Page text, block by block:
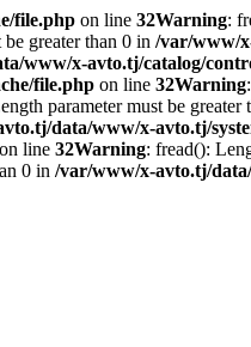
file.php on line 32Warning:
greater than 0 in /var/www/
www/x-avto.tj/catalog/
file.php on line 32Warning
parameter must be greater
data/www/x-avto.tj/
on line 32Warning: fread():
0 in /var/www/x-avto.tj/